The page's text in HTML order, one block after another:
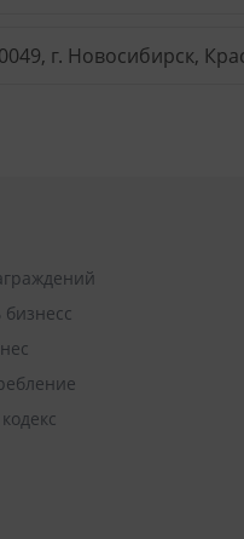
г. Новосибирск,